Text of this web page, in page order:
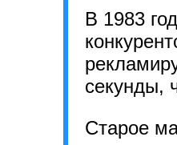
В 1983
секунды,
Старое